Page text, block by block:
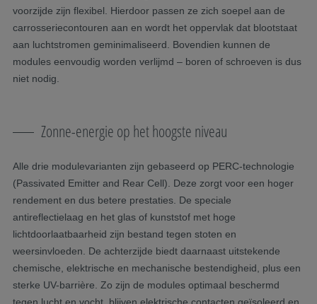
voorzijde zijn flexibel. Hierdoor passen ze zich soepel aan de
carrosseriecontouren aan en wordt het oppervlak dat blootstaat
aan luchtstromen geminimaliseerd. Bovendien kunnen de
modules eenvoudig worden verlijmd – boren of schroeven is dus
niet nodig.
Zonne-energie op het hoogste niveau
Alle drie modulevarianten zijn gebaseerd op PERC-technologie
(Passivated Emitter and Rear Cell). Deze zorgt voor een hoger
rendement en dus betere prestaties. De speciale
antireflectielaag en het glas of kunststof met hoge
lichtdoorlaatbaarheid zijn bestand tegen stoten en
weersinvloeden. De achterzijde biedt daarnaast uitstekende
chemische, elektrische en mechanische bestendigheid, plus een
sterke UV-barrière. Zo zijn de modules optimaal beschermd